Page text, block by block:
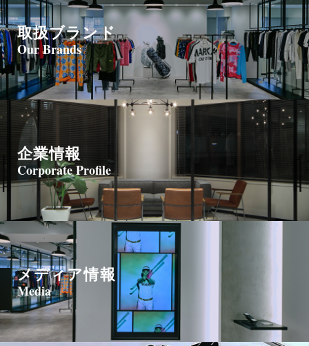
取扱ブランド
Our Brands
企業情報
Corporate Profile
メディア情報
Media